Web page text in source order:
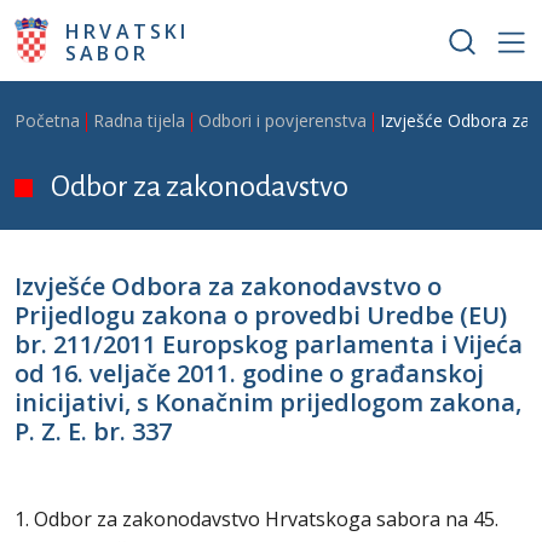
Skoči na glavni sadržaj
HRVATSKI
SABOR
Breadcrumb
Početna Radna tijela Odbori i povjerenstva Izvješće Odbora za
Odbor za zakonodavstvo
Izvješće Odbora za zakonodavstvo o
Prijedlogu zakona o provedbi Uredbe (EU)
br. 211/2011 Europskog parlamenta i Vijeća
od 16. veljače 2011. godine o građanskoj
inicijativi, s Konačnim prijedlogom zakona,
P. Z. E. br. 337
1. Odbor za zakonodavstvo Hrvatskoga sabora na 45.